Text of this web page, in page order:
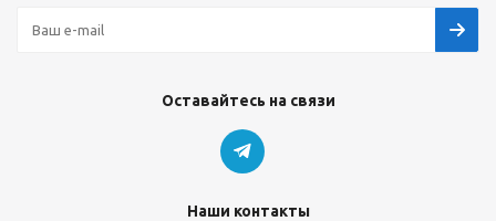
Оставайтесь на связи
Наши контакты